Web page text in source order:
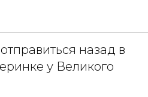
назад в
у Великого